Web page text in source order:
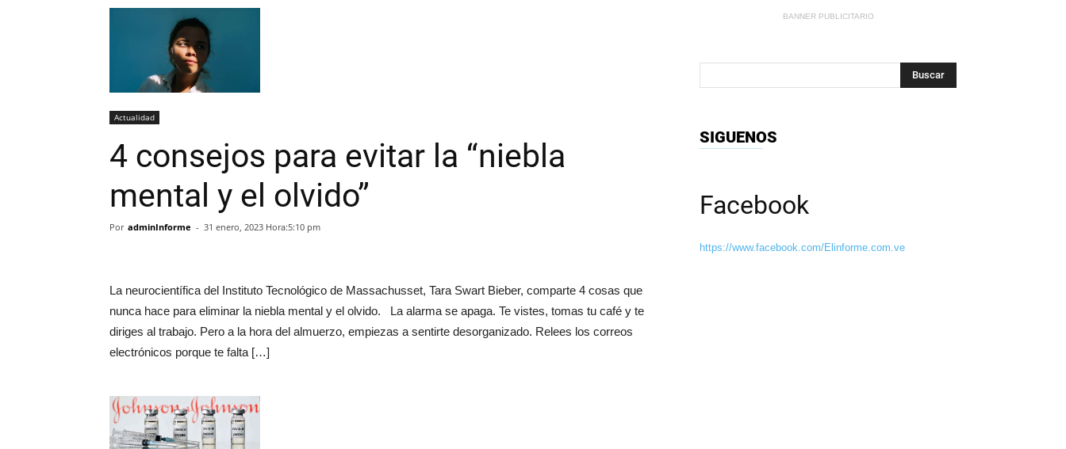
Actualidad
4 consejos para evitar la “niebla
mental y el olvido”
Por adminInforme - 31 enero, 2023 Hora:5:10 pm
La neurocientífica del Instituto Tecnológico de Massachusset, Tara Swart Bieber, comparte 4 cosas que
nunca hace para eliminar la niebla mental y el olvido. La alarma se apaga. Te vistes, tomas tu café y te
diriges al trabajo. Pero a la hora del almuerzo, empiezas a sentirte desorganizado. Relees los correos
electrónicos porque te falta […]
BANNER PUBLICITARIO
SIGUENOS
Facebook
https://www.facebook.com/Elinforme.com.ve